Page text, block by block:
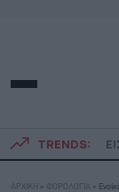
TRENDS:
ΑΡΧΙΚΗ » ΦΟΡΟΛΟΓΙΑ »